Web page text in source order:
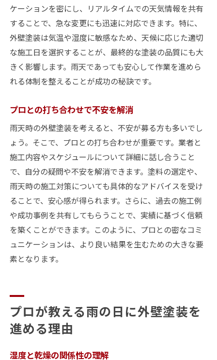
ケーションを密にし、リアルタイムでの天気情報を共有
することで、急な変更にも迅速に対応できます。特に、
外壁塗装は気温や湿度に敏感なため、天候に応じた適切
な施工日を選択することが、最終的な塗装の品質にも大
きく影響します。雨天であっても安心して作業を進めら
れる体制を整えることが成功の秘訣です。
プロとの打ち合わせで不安を解消
雨天時の外壁塗装を考えると、不安が募る方も多いでし
ょう。そこで、プロとの打ち合わせが重要です。業者と
施工内容やスケジュールについて詳細に話し合うこと
で、自分の疑問や不安を解消できます。塗料の選定や、
雨天時の施工対策についても具体的なアドバイスを受け
ることで、安心感が得られます。さらに、過去の施工例
や成功事例を共有してもらうことで、実績に基づく信頼
を築くことができます。このように、プロとの密なコミ
ュニケーションは、より良い結果を生むための大きな要
素となります。
プロが教える雨の日に外壁塗装を
進める理由
湿度と乾燥の関係性の理解